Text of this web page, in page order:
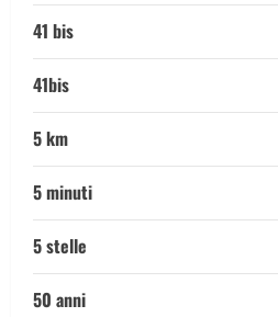
41 bis
41bis
5 km
5 minuti
5 stelle
50 anni